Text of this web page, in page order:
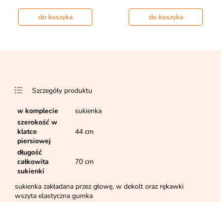
do koszyka do koszyka
Szczegóły produktu
w komplecie
sukienka
szerokość w
klatce
piersiowej
44 cm
długość
całkowita
sukienki
70 cm
sukienka zakładana przez głowę, w dekolt oraz rękawki
wszyta elastyczna gumka